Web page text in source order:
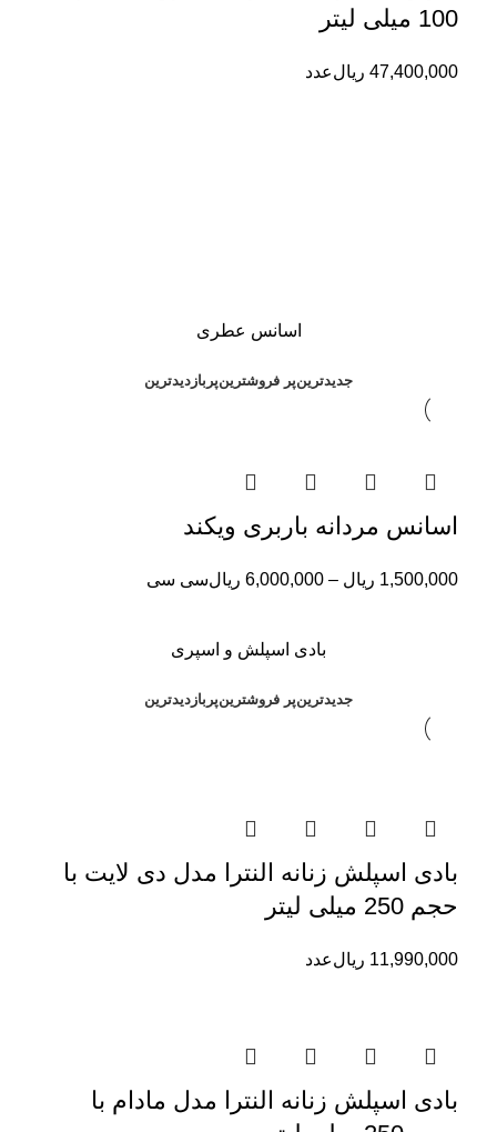
100 میلی لیتر
47,400,000 ریالعدد
اسانس عطری
جدیدترینپر فروشترینپربازدیدترین
اسانس مردانه باربری ویکند
1,500,000 ریال –
6,000,000 ریالسی سی
بادی اسپلش و اسپری
جدیدترینپر فروشترینپربازدیدترین
بادی اسپلش زنانه النترا مدل دی لایت با
حجم 250 میلی لیتر
11,990,000 ریالعدد
بادی اسپلش زنانه النترا مدل مادام با